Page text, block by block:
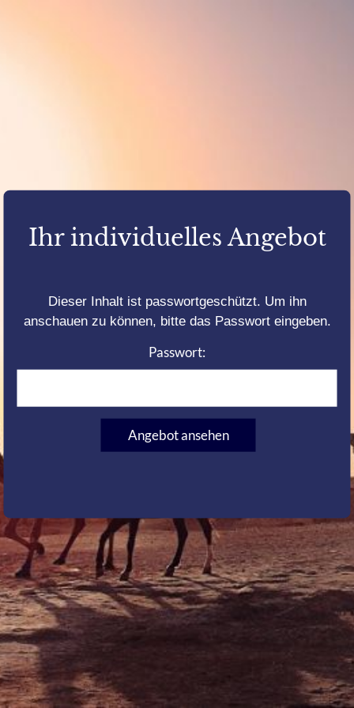
Ihr individuelles Angebot
Dieser Inhalt ist passwortgeschützt. Um ihn
anschauen zu können, bitte das Passwort eingeben.
Passwort: